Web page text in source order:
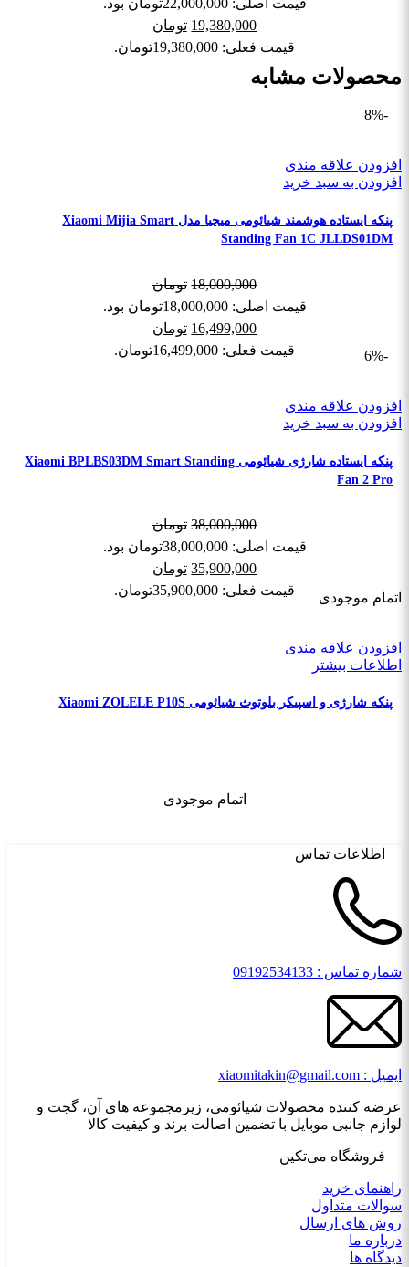
قیمت اصلی: 22,000,000تومان بود.
19,380,000 تومان
قیمت فعلی: 19,380,000تومان.
محصولات مشابه
-8%
افزودن علاقه مندی
افزودن به سبد خرید
پنکه ایستاده هوشمند شیائومی میجیا مدل Xiaomi Mijia Smart
Standing Fan 1C JLLDS01DM
18,000,000 تومان
قیمت اصلی: 18,000,000تومان بود.
16,499,000 تومان
قیمت فعلی: 16,499,000تومان.
-6%
افزودن علاقه مندی
افزودن به سبد خرید
پنکه ایستاده شارژی شیائومی Xiaomi BPLBS03DM Smart Standing
Fan 2 Pro
38,000,000 تومان
قیمت اصلی: 38,000,000تومان بود.
35,900,000 تومان
قیمت فعلی: 35,900,000تومان.
اتمام موجودی
افزودن علاقه مندی
اطلاعات بیشتر
پنکه شارژی و اسپیکر بلوتوث شیائومی Xiaomi ZOLELE P10S
اتمام موجودی
اطلاعات تماس
شماره تماس : 09192534133
ایمیل : xiaomitakin@gmail.com
عرضه کننده محصولات شیائومی، زیرمجموعه های آن، گجت و
لوازم جانبی موبایل با تضمین اصالت برند و کیفیت کالا
فروشگاه می‌تکین
راهنمای خرید
سوالات متداول
روش های ارسال
درباره ما
دیدگاه ها